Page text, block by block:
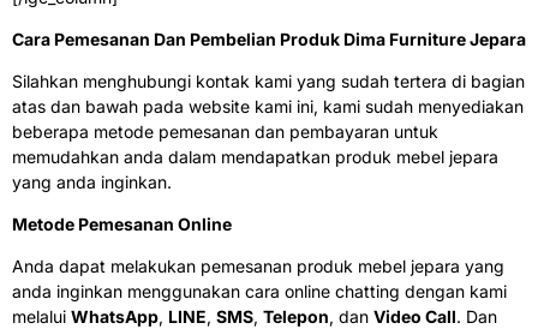
Cara Pemesanan Dan Pembelian Produk Dima Furniture Jepara
Silahkan menghubungi kontak kami yang sudah tertera di bagian
atas dan bawah pada website kami ini, kami sudah menyediakan
beberapa metode pemesanan dan pembayaran untuk
memudahkan anda dalam mendapatkan produk mebel jepara
yang anda inginkan.
Metode Pemesanan Online
Anda dapat melakukan pemesanan produk mebel jepara yang
anda inginkan menggunakan cara online chatting dengan kami
melalui WhatsApp, LINE, SMS, Telepon, dan Video Call. Dan